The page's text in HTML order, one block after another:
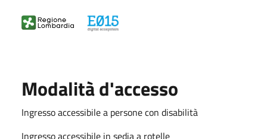
Modalità d'accesso
Ingresso accessibile a persone con disabilità
Ingresso accessibile in sedia a rotelle